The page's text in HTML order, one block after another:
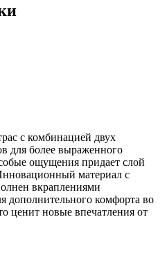
с комбинацией двух
для более выраженного
ощущения придает слой
материал с
вкраплениями
дополнительного комфорта во
ценит новые впечатления от